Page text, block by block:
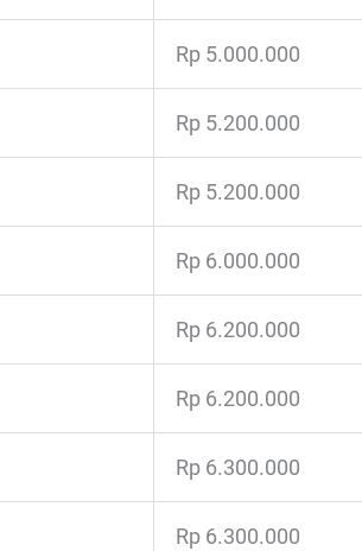
Rp 5.000.000
Rp 5.200.000
Rp 5.200.000
Rp 6.000.000
Rp 6.200.000
Rp 6.200.000
Rp 6.300.000
Rp 6.300.000